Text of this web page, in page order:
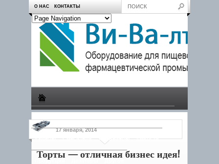
О НАС КОНТАКТЫ
Камеры Смесители Конвейеры Емкости
Продукция
17 января, 2014
Торты — отличная бизнес идея!